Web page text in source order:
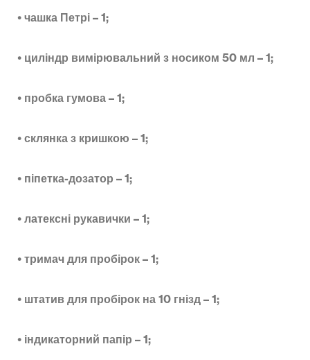
• чашка Петрі – 1;
• циліндр вимірювальний з носиком 50 мл – 1;
• пробка гумова – 1;
• склянка з кришкою – 1;
• піпетка-дозатор – 1;
• латексні рукавички – 1;
• тримач для пробірок – 1;
• штатив для пробірок на 10 гнізд – 1;
• індикаторний папір – 1;